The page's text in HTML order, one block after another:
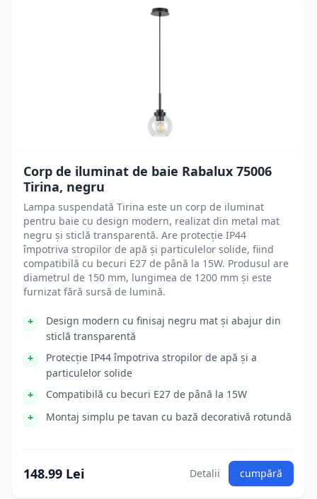
Corp de iluminat de baie Rabalux 75006
Tirina, negru
Lampa suspendată Tirina este un corp de iluminat
pentru baie cu design modern, realizat din metal mat
negru și sticlă transparentă. Are protecție IP44
împotriva stropilor de apă și particulelor solide, fiind
compatibilă cu becuri E27 de până la 15W. Produsul are
diametrul de 150 mm, lungimea de 1200 mm și este
furnizat fără sursă de lumină.
Design modern cu finisaj negru mat și abajur din
sticlă transparentă
Protecție IP44 împotriva stropilor de apă și a
particulelor solide
Compatibilă cu becuri E27 de până la 15W
Montaj simplu pe tavan cu bază decorativă rotundă
148.99 Lei Detalii cumpără